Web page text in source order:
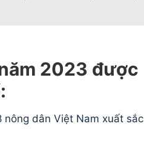
2023 được
dân Việt Nam xuất sắc